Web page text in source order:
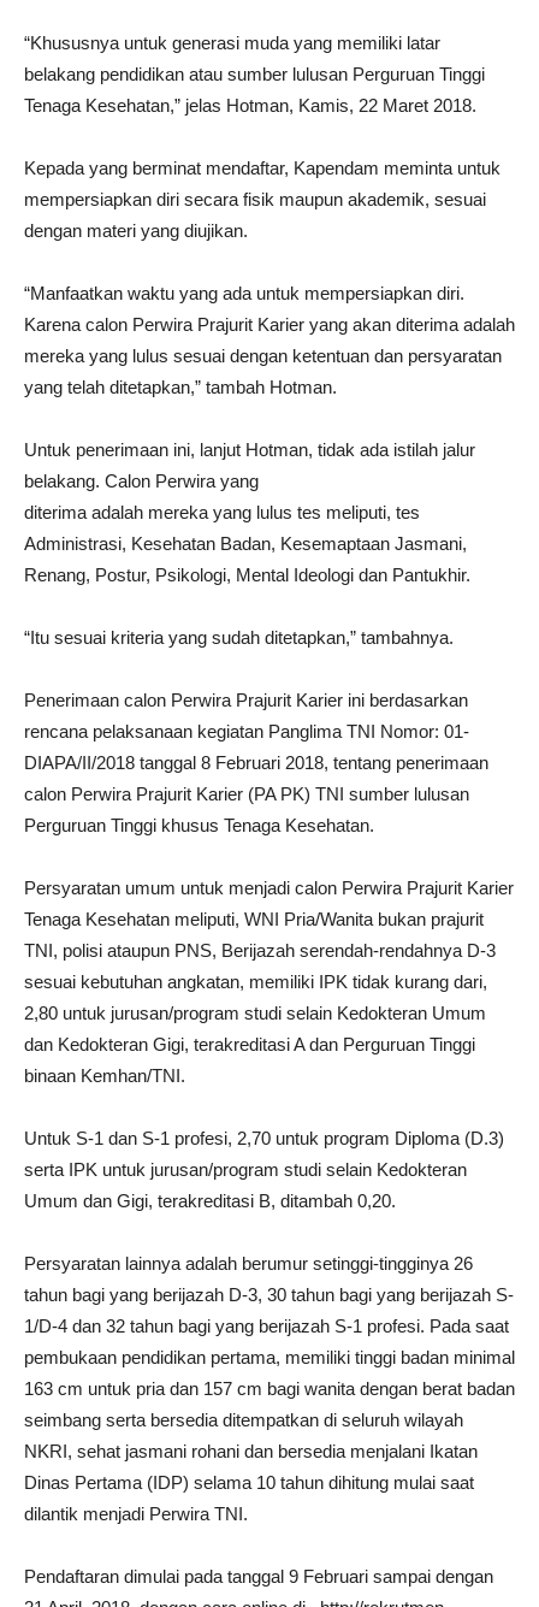
“Khususnya untuk generasi muda yang memiliki latar
belakang pendidikan atau sumber lulusan Perguruan Tinggi
Tenaga Kesehatan,” jelas Hotman, Kamis, 22 Maret 2018.
Kepada yang berminat mendaftar, Kapendam meminta untuk
mempersiapkan diri secara fisik maupun akademik, sesuai
dengan materi yang diujikan.
“Manfaatkan waktu yang ada untuk mempersiapkan diri.
Karena calon Perwira Prajurit Karier yang akan diterima adalah
mereka yang lulus sesuai dengan ketentuan dan persyaratan
yang telah ditetapkan,” tambah Hotman.
Untuk penerimaan ini, lanjut Hotman, tidak ada istilah jalur
belakang. Calon Perwira yang
diterima adalah mereka yang lulus tes meliputi, tes
Administrasi, Kesehatan Badan, Kesemaptaan Jasmani,
Renang, Postur, Psikologi, Mental Ideologi dan Pantukhir.
“Itu sesuai kriteria yang sudah ditetapkan,” tambahnya.
Penerimaan calon Perwira Prajurit Karier ini berdasarkan
rencana pelaksanaan kegiatan Panglima TNI Nomor: 01-
DIAPA/II/2018 tanggal 8 Februari 2018, tentang penerimaan
calon Perwira Prajurit Karier (PA PK) TNI sumber lulusan
Perguruan Tinggi khusus Tenaga Kesehatan.
Persyaratan umum untuk menjadi calon Perwira Prajurit Karier
Tenaga Kesehatan meliputi, WNI Pria/Wanita bukan prajurit
TNI, polisi ataupun PNS, Berijazah serendah-rendahnya D-3
sesuai kebutuhan angkatan, memiliki IPK tidak kurang dari,
2,80 untuk jurusan/program studi selain Kedokteran Umum
dan Kedokteran Gigi, terakreditasi A dan Perguruan Tinggi
binaan Kemhan/TNI.
Untuk S-1 dan S-1 profesi, 2,70 untuk program Diploma (D.3)
serta IPK untuk jurusan/program studi selain Kedokteran
Umum dan Gigi, terakreditasi B, ditambah 0,20.
Persyaratan lainnya adalah berumur setinggi-tingginya 26
tahun bagi yang berijazah D-3, 30 tahun bagi yang berijazah S-
1/D-4 dan 32 tahun bagi yang berijazah S-1 profesi. Pada saat
pembukaan pendidikan pertama, memiliki tinggi badan minimal
163 cm untuk pria dan 157 cm bagi wanita dengan berat badan
seimbang serta bersedia ditempatkan di seluruh wilayah
NKRI, sehat jasmani rohani dan bersedia menjalani Ikatan
Dinas Pertama (IDP) selama 10 tahun dihitung mulai saat
dilantik menjadi Perwira TNI.
Pendaftaran dimulai pada tanggal 9 Februari sampai dengan